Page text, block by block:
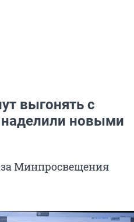
выгонять с
наделили новыми
Минпросвещения